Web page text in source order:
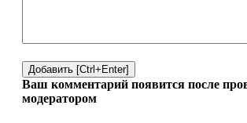
Добавить [Ctrl+Enter]
Ваш комментарий появится после
модератором